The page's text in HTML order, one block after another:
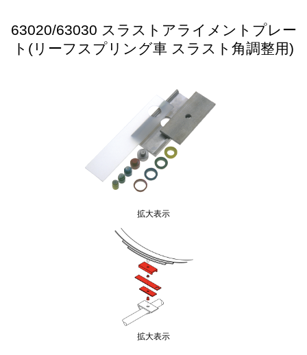
63020/63030 スラストアライメントプレー
ト(リーフスプリング車 スラスト角調整用)
拡大表示
拡大表示